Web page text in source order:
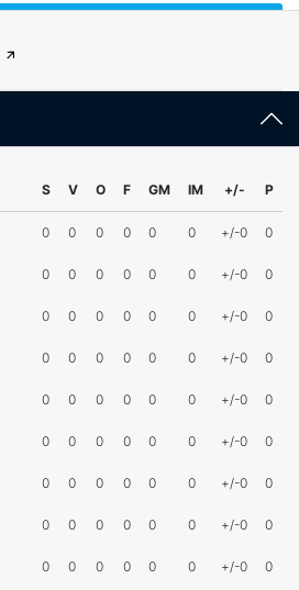
S V O F GM IM +/- P
0 0 0 0 0 0 +/-0 0
0 0 0 0 0 0 +/-0 0
0 0 0 0 0 0 +/-0 0
0 0 0 0 0 0 +/-0 0
0 0 0 0 0 0 +/-0 0
0 0 0 0 0 0 +/-0 0
0 0 0 0 0 0 +/-0 0
0 0 0 0 0 0 +/-0 0
0 0 0 0 0 0 +/-0 0